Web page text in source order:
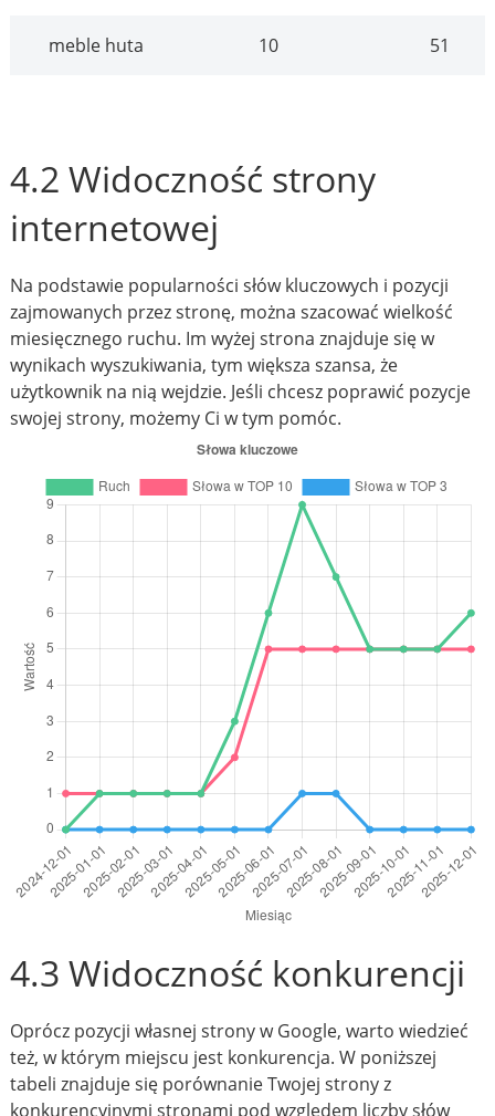
meble huta 10 51
4.2 Widoczność strony
internetowej
Na podstawie popularności słów kluczowych i pozycji
zajmowanych przez stronę, można szacować wielkość
miesięcznego ruchu. Im wyżej strona znajduje się w
wynikach wyszukiwania, tym większa szansa, że
użytkownik na nią wejdzie. Jeśli chcesz poprawić pozycje
swojej strony, możemy Ci w tym pomóc.
4.3 Widoczność konkurencji
Oprócz pozycji własnej strony w Google, warto wiedzieć
też, w którym miejscu jest konkurencja. W poniższej
tabeli znajduje się porównanie Twojej strony z
konkurencyjnymi stronami pod względem liczby słów